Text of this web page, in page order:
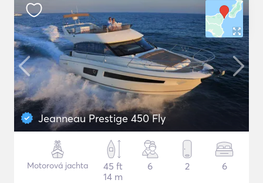
Jeanneau Prestige 450 Fly
Motorová jachta
45 ft
14 m
6 2 6